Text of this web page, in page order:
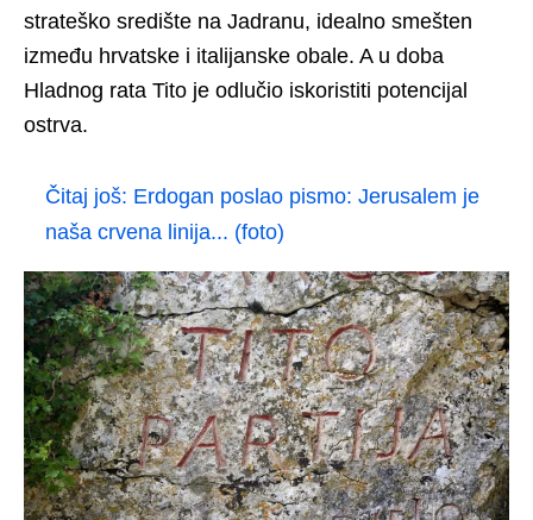
strateško središte na Jadranu, idealno smešten
između hrvatske i italijanske obale. A u doba
Hladnog rata Tito je odlučio iskoristiti potencijal
ostrva.
Čitaj još: Erdogan poslao pismo: Jerusalem je
naša crvena linija... (foto)